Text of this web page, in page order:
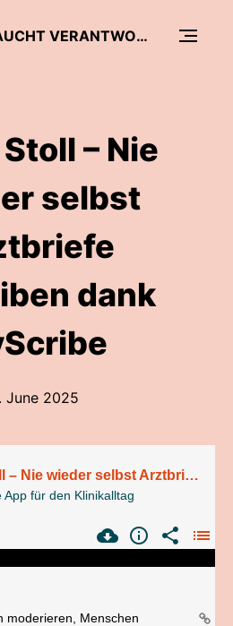
ERFOLG BRAUCHT VERANTWORTUNG
– Nie
selbst
dank
June 2025
Dr. Ira Stoll – Nie wieder selbst Arztbriefe schreiben dank myScribe
App für den Klinikalltag
moderieren, Menschen